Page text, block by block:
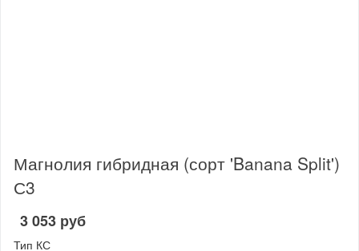
Магнолия гибридная (сорт 'Banana Split')
С3
3 053 руб
Тип КС